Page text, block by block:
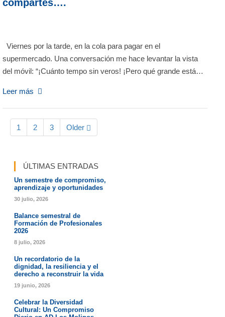
compartes….
Viernes por la tarde, en la cola para pagar en el
supermercado. Una conversación me hace levantar la vista
del móvil: “¡Cuánto tempo sin veros! ¡Pero qué grande está…
Leer más
1 2 3 Older
ÚLTIMAS ENTRADAS
Un semestre de compromiso,
aprendizaje y oportunidades
30 julio, 2026
Balance semestral de
Formación de Profesionales
2026
8 julio, 2026
Un recordatorio de la
dignidad, la resiliencia y el
derecho a reconstruir la vida
19 junio, 2026
Celebrar la Diversidad
Cultural: Un Compromiso